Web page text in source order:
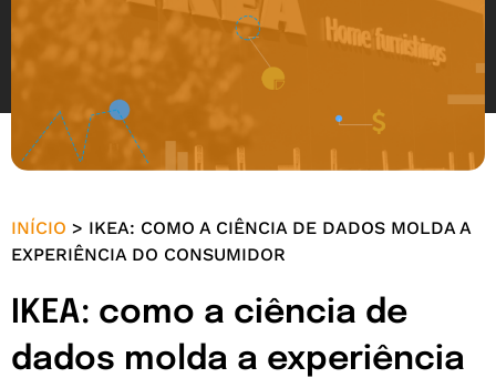
INÍCIO > IKEA: COMO A CIÊNCIA DE DADOS MOLDA A
EXPERIÊNCIA DO CONSUMIDOR
IKEA: como a ciência de
dados molda a experiência